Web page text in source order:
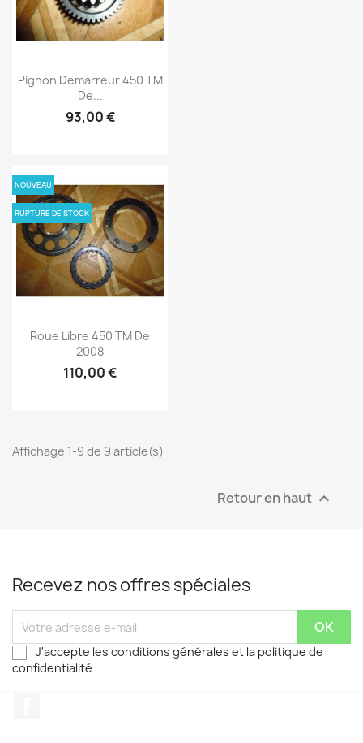
Pignon Demarreur 450 TM
De...
93,00 €
Roue Libre 450 TM De
2008
110,00 €
NOUVEAU
RUPTURE DE STOCK
Affichage 1-9 de 9 article(s)
Retour en haut 
Recevez nos offres spéciales
J'accepte les conditions générales et la politique de
confidentialité